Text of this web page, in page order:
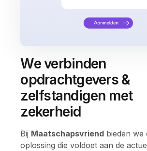
We verbinden
opdrachtgevers &
zelfstandigen met
zekerheid
Bij Maatschapsvriend bieden we
oplossing die voldoet aan de